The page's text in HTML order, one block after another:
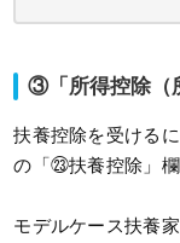
③「所得控除（
扶養控除を受ける
の「㉓扶養控除」
モデルケース扶養